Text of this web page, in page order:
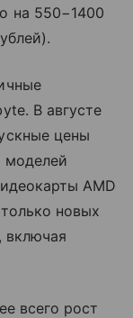
на 550−1400
В августе
цены
моделей
AMD
новых
включая
всего рост